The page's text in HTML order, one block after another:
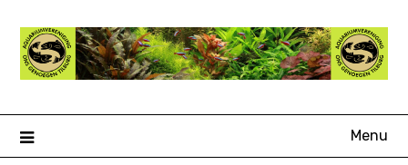
naar
inhoud
Menu